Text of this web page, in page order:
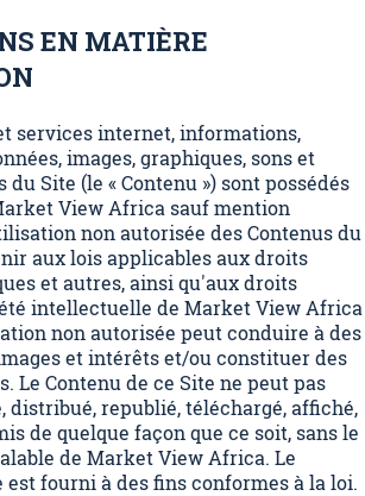
EN MATIÈRE
services internet, informations,
images, graphiques, sons et
Site (le « Contenu ») sont possédés
View Africa sauf mention
non autorisée des Contenus du
aux lois applicables aux droits
et autres, ainsi qu'aux droits
intellectuelle de Market View Africa
non autorisée peut conduire à des
et intérêts et/ou constituer des
Le Contenu de ce Site ne peut pas
distribué, republié, téléchargé, affiché,
de quelque façon que ce soit, sans le
de Market View Africa. Le
est fourni à des fins conformes à la loi.